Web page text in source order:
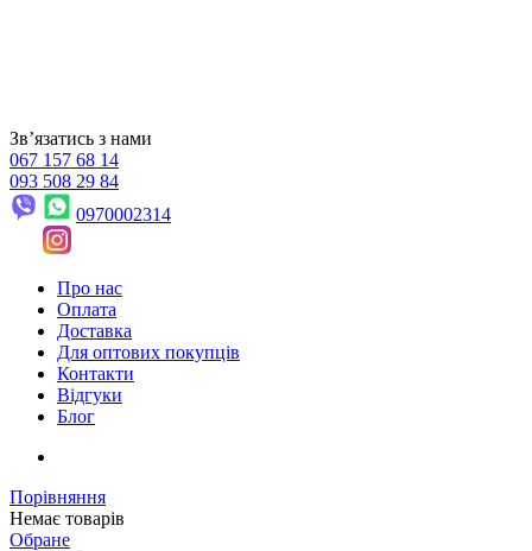
Звʼязатись з нами
067 157 68 14
093 508 29 84
0970002314
Про нас
Оплата
Доставка
Для оптових покупців
Контакти
Відгуки
Блог
Порівняння
Немає товарів
Обране